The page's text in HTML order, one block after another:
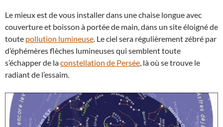
Le mieux est de vous installer dans une chaise longue avec
couverture et boisson à portée de main, dans un site éloigné de
toute pollution lumineuse. Le ciel sera régulièrement zébré par
d’éphémères flèches lumineuses qui semblent toute
s’échapper de laconstellation de Persée, là où se trouve le
radiant de l’essaim.